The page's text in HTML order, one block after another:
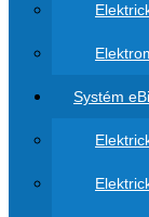
Systém